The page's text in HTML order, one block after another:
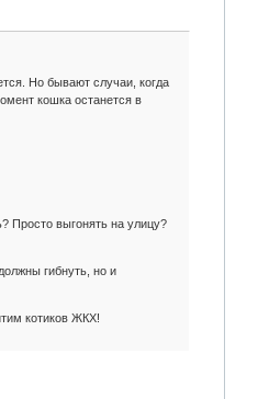
Но бывают случаи, когда
кошка останется в
Просто выгонять на улицу?
гибнуть, но и
котиков ЖКХ!